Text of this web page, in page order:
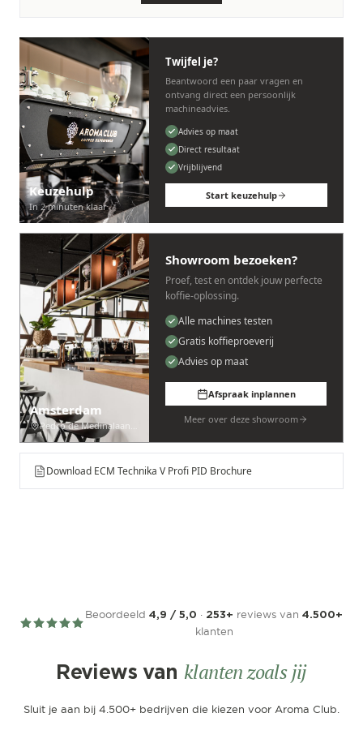
Keuzehulp
In 2 minuten klaar
Twijfel je?
Beantwoord een paar vragen en
ontvang direct een persoonlijk
machineadvies.
Advies op maat
Direct resultaat
Vrijblijvend
Start keuzehulp
Amsterdam
Pedro de Medinalaan 53
Showroom bezoeken?
Proef, test en ontdek jouw perfecte
koffie-oplossing.
Alle machines testen
Gratis koffieproeverij
Advies op maat
Afspraak inplannen
Meer over deze showroom
Download ECM Technika V Profi PID Brochure
Beoordeeld 4,9 / 5,0 · 253+ reviews van 4.500+
klanten
Reviews van klanten zoals jij
Sluit je aan bij 4.500+ bedrijven die kiezen voor Aroma Club.